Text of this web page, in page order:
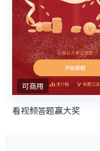
可商用
看视频答题赢大奖